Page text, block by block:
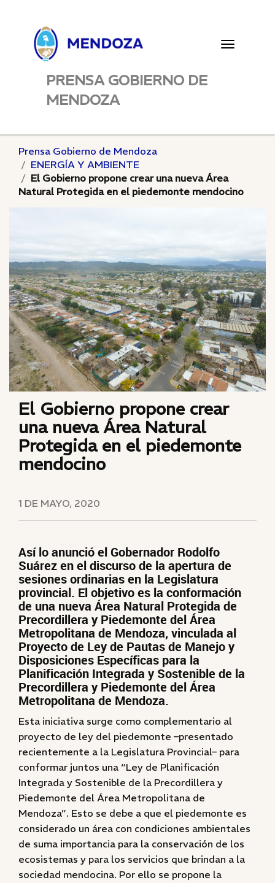
Toggle
PRENSA GOBIERNO DE
MENDOZA
Prensa Gobierno de Mendoza
ENERGÍA Y AMBIENTE
El Gobierno propone crear una nueva Área
Natural Protegida en el piedemonte mendocino
El Gobierno propone crear
una nueva Área Natural
Protegida en el piedemonte
mendocino
1 DE MAYO, 2020
Así lo anunció el Gobernador Rodolfo
Suárez en el discurso de la apertura de
sesiones ordinarias en la Legislatura
provincial. El objetivo es la conformación
de una nueva Área Natural Protegida de
Precordillera y Piedemonte del Área
Metropolitana de Mendoza, vinculada al
Proyecto de Ley de Pautas de Manejo y
Disposiciones Específicas para la
Planificación Integrada y Sostenible de la
Precordillera y Piedemonte del Área
Metropolitana de Mendoza.
Esta iniciativa surge como complementario al
proyecto de ley del piedemonte –presentado
recientemente a la Legislatura Provincial– para
conformar juntos una “Ley de Planificación
Integrada y Sostenible de la Precordillera y
Piedemonte del Área Metropolitana de
Mendoza”. Esto se debe a que el piedemonte es
considerado un área con condiciones ambientales
de suma importancia para la conservación de los
ecosistemas y para los servicios que brindan a la
sociedad mendocina. Por ello se propone la